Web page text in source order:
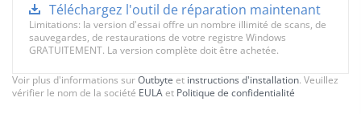
Téléchargez l'outil de réparation maintenant
Limitations: la version d'essai offre un nombre illimité de scans, de
sauvegardes, de restaurations de votre registre Windows
GRATUITEMENT. La version complète doit être achetée.
Voir plus d'informations surOutbyte et instructions d'installation. Veuillez
vérifier le nom de la société EULAet Politique de confidentialité